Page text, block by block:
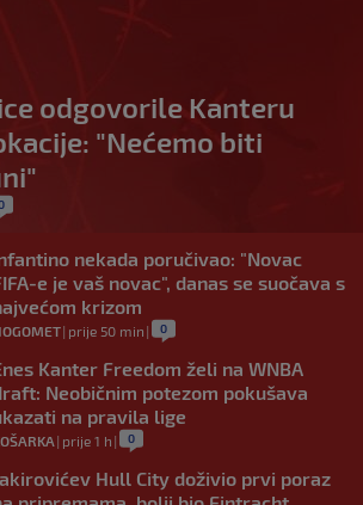
odgovorile Kanteru
"Nećemo biti
nekada poručivao: "Novac
e je vaš novac", danas se suočava s
krizom
| prije 50 min | 0
Kanter Freedom želi na WNBA
Neobičnim potezom pokušava
na pravila lige
| prije 1 h | 0
Hull City doživio prvi poraz